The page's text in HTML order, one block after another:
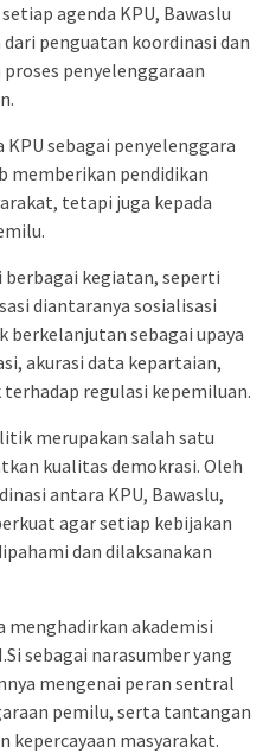
agenda KPU, Bawaslu
penguatan koordinasi dan
penyelenggaraan
sebagai penyelenggara
memberikan pendidikan
tetapi juga kepada
kegiatan, seperti
diantaranya sosialisasi
sebagai upaya
akurasi data kepartaian,
regulasi kepemiluan.
merupakan salah satu
kualitas demokrasi. Oleh
antara KPU, Bawaslu,
agar setiap kebijakan
dan dilaksanakan
menghadirkan akademisi
sebagai narasumber yang
mengenai peran sentral
pemilu, serta tantangan
masyarakat.